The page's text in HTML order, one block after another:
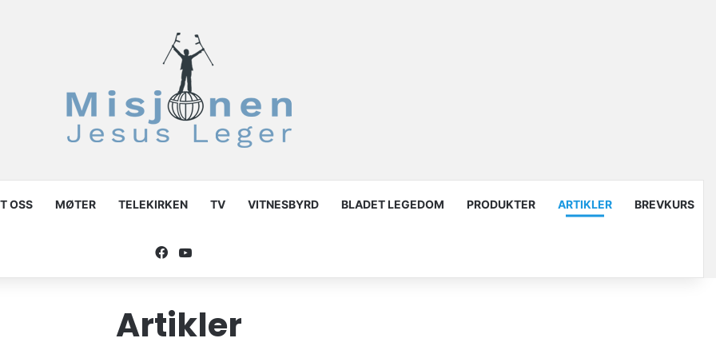
OSS MØTER TELEKIRKEN TV VITNESBYRD BLADET LEGEDOM PRODUKTER ARTIKLER BREVKURS
Facebook
YouTube
Artikler